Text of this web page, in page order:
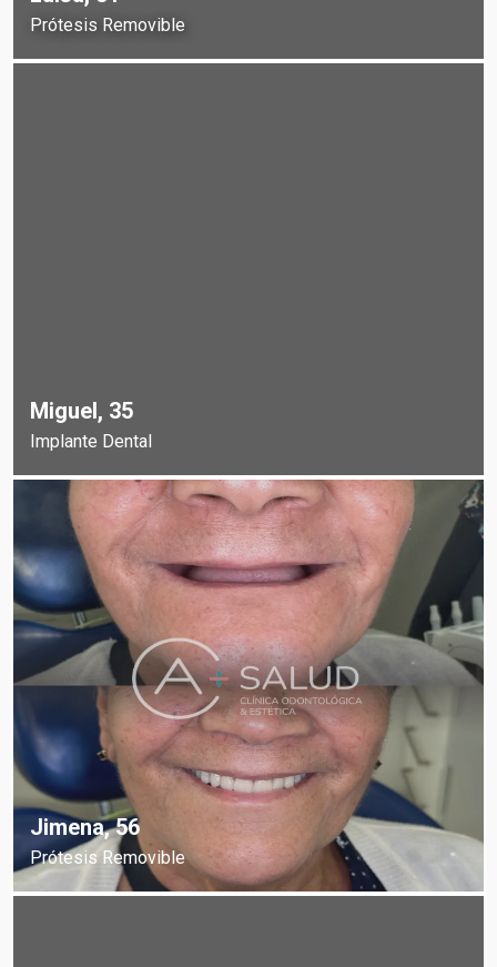
Prótesis Removible
Miguel, 35
Implante Dental
Jimena, 56
Prótesis Removible